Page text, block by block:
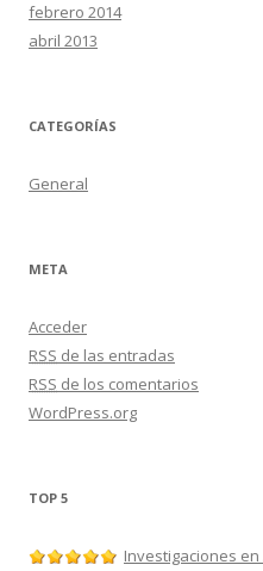
febrero 2014
abril 2013
CATEGORÍAS
General
META
Acceder
RSS de las entradas
RSS de los comentarios
WordPress.org
TOP 5
Investigaciones